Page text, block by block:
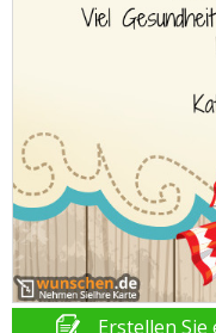
Erstellen